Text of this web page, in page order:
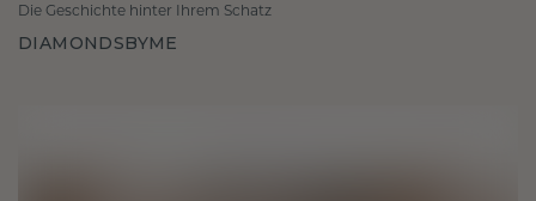
Die Geschichte hinter Ihrem Schatz
DIAMONDSBYME